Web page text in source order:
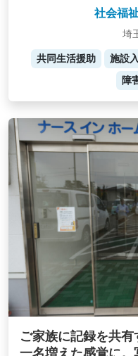
社会福
埼
共同生活援助 施設
障
ご家族に記録を共